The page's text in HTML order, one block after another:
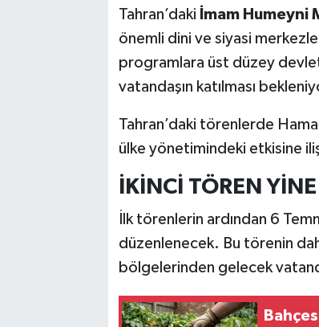
Tahran’daki İmam Humeyni
önemli dini ve siyasi
programlara üst düzey devlet
vatandaşın katılması
Tahran’daki törenlerde
ülke yönetimindeki etkisine
İKİNCİ TÖREN
İlk törenlerin ardından 6
düzenlenecek. Bu törenin
bölgelerinden gelecek